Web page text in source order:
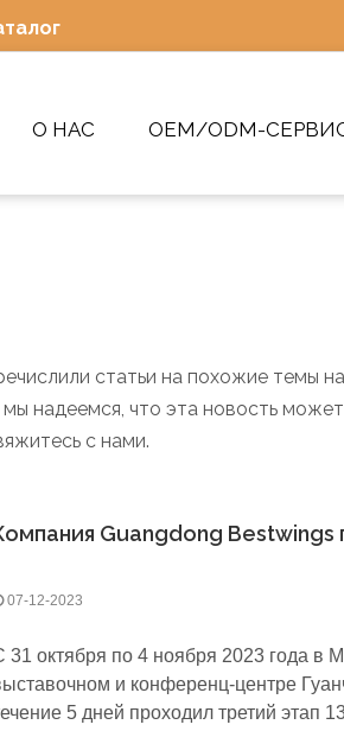
О НАС OEM/ODM-
статьи на похожие темы
надеемся, что эта новость
с нами.
07-12-2023
31 октября по 4 ноября 2023 года в
и конференц-центре
5 дней проходил третий этап